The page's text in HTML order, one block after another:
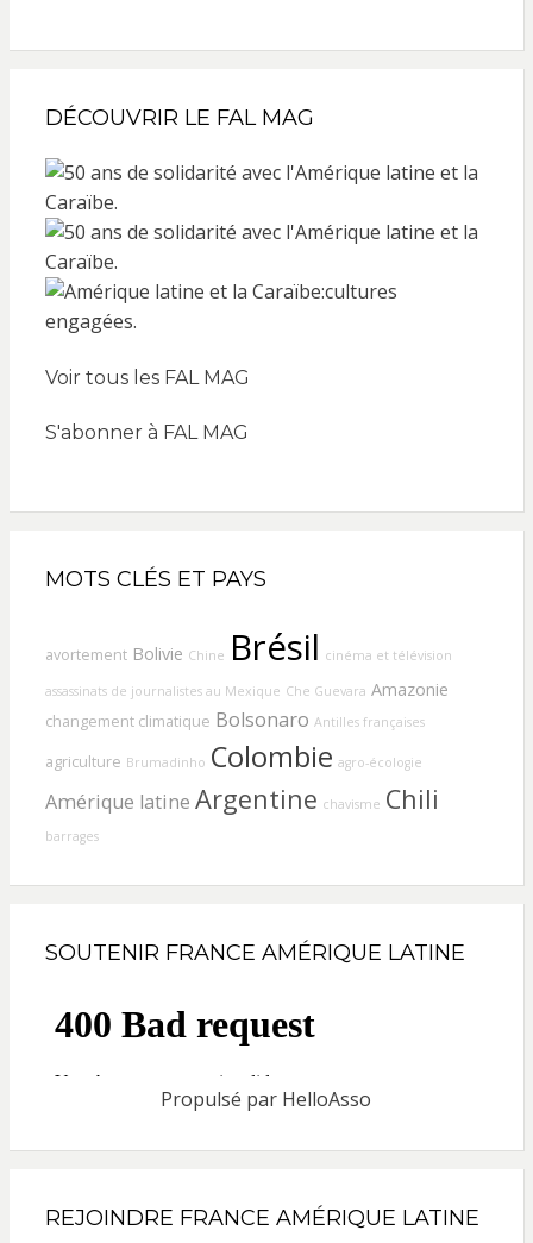
DÉCOUVRIR LE FAL MAG
Voir tous les FAL MAG
S'abonner à FAL MAG
MOTS CLÉS ET PAYS
avortement Bolivie Chine Brésil cinéma et télévision
assassinats de journalistes au Mexique Che Guevara Amazonie
changement climatique Bolsonaro Antilles françaises
agriculture Brumadinho Colombie agro-écologie
Amérique latine Argentine chavisme Chili
barrages
SOUTENIR FRANCE AMÉRIQUE LATINE
Propulsé par HelloAsso
REJOINDRE FRANCE AMÉRIQUE LATINE